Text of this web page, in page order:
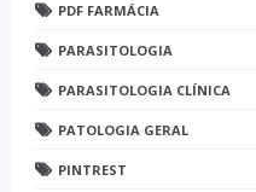
PDF FARMÁCIA
PARASITOLOGIA
PARASITOLOGIA CLÍNICA
PATOLOGIA GERAL
PINTREST